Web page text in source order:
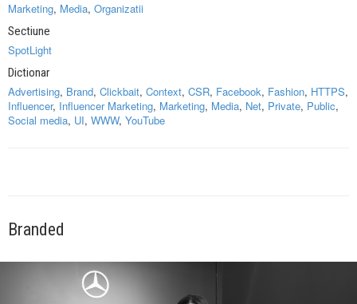
Marketing, Media, Organizatii
Sectiune
SpotLight
Dictionar
Advertising, Brand, Clickbait, Context, CSR, Facebook, Fashion, HTTPS,
Influencer, Influencer Marketing, Marketing, Media, Net, Private, Public,
Social media, UI, WWW, YouTube
Branded